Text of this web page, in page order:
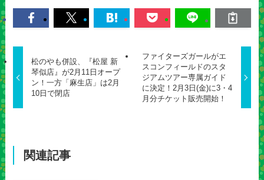
松のやも併設、『松屋 新
琴似店』が2月11日オープ
ン！一方「麻生店」は2月
10日で閉店
ファイターズガールがエ
スコンフィールドのスタ
ジアムツアー専属ガイド
に決定！2月3日(金)に3・4
月分チケット販売開始！
関連記事